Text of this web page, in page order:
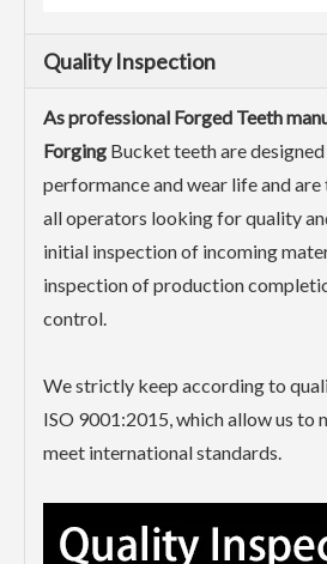
Quality Inspection
As professional Forged Teeth
Forging Bucket teeth are
performance and wear life and
all operators looking for quality
initial inspection of incoming
inspection of production
control.
We strictly keep according to
ISO 9001:2015, which allow us to
meet international standards.